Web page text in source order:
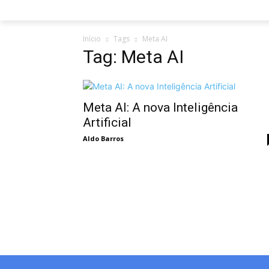
Início Tags Meta AI
Tag: Meta AI
Meta AI: A nova Inteligência
Artificial
Aldo Barros